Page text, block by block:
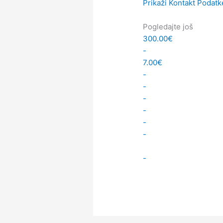
Prikaži Kontakt
Pogledajte još
300.00€
-
7.00€
-
-
-
-
-
-
-